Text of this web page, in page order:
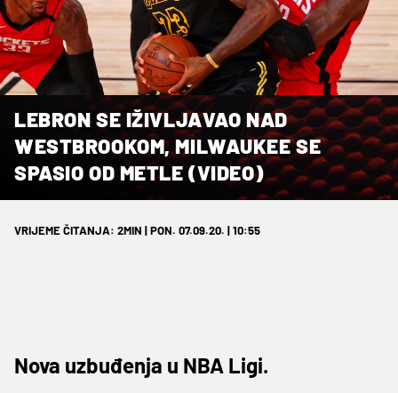
LEBRON SE IŽIVLJAVAO NAD
WESTBROOKOM, MILWAUKEE SE
SPASIO OD METLE (VIDEO)
VRIJEME ČITANJA: 2MIN | PON. 07.09.20. | 10:55
Nova uzbuđenja u NBA Ligi.